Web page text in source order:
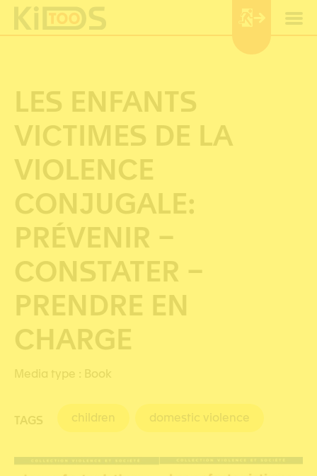
LES ENFANTS
VICTIMES DE LA
VIOLENCE
CONJUGALE:
PRÉVENIR –
CONSTATER –
PRENDRE EN
CHARGE
Media type : Book
TAGS children domestic violence
Cookies management panel